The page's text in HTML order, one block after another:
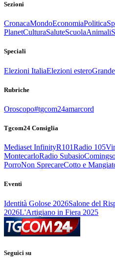
Sezioni
CronacaMondoEconomiaPolitica
PlanetCulturaSaluteScuolaAnimali
Speciali
Elezioni ItaliaElezioni estero
Rubriche
Oroscopo#tgcom24amarcord
Tgcom24 Consiglia
Mediaset InfinityR101Radio 105
MontecarloRadio Subasio
PorroNon SprecareCotto e
Eventi
Identità Golose 2026Salone del
2026L'Artigiano in Fiera 2025
Seguici su